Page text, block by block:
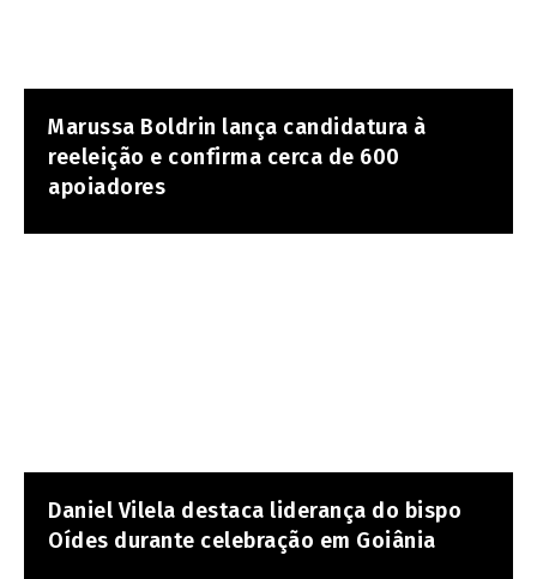
Marussa Boldrin lança candidatura à
reeleição e confirma cerca de 600
apoiadores
Daniel Vilela destaca liderança do bispo
Oídes durante celebração em Goiânia